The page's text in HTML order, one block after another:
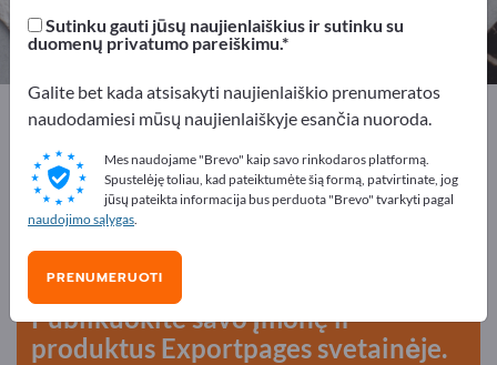
1
Exportpages Žaliavos Techniniai audiniai
Reklamuokitės nemokamai
Exportpages!
kontaktai >> pradėkite čia
Publikuokite savo įmonę ir
produktus Exportpages svetainėje.
Sutinku gauti jūsų naujienlaiškius ir sutinku su
duomenų privatumo pareiškimu.
Galite bet kada atsisakyti naujienlaiškio prenumeratos
naudodamiesi mūsų naujienlaiškyje esančia nuoroda.
Mes naudojame "Brevo" kaip savo rinkodaros platformą.
Spustelėję toliau, kad pateiktumėte šią formą, patvirtinate, jog
jūsų pateikta informacija bus perduota "Brevo" tvarkyti pagal
naudojimo sąlygas.
PRENUMERUOTI